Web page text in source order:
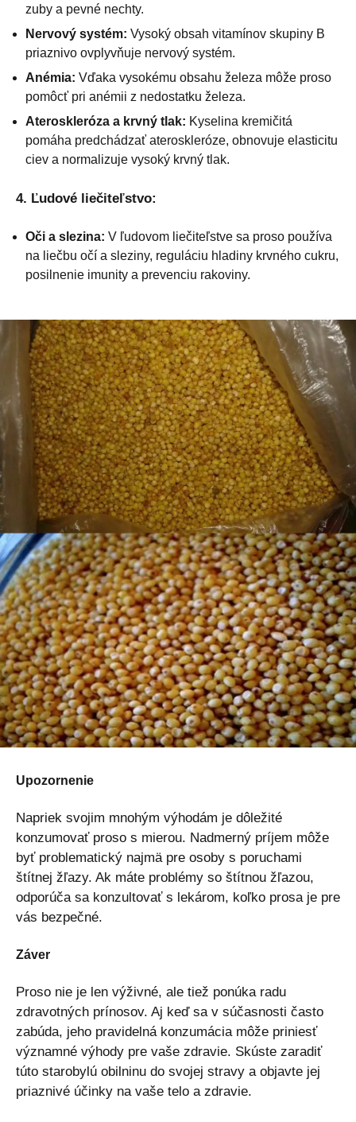
zuby a pevné nechty.
Nervový systém: Vysoký obsah vitamínov skupiny B
priaznivo ovplyvňuje nervový systém.
Anémia: Vďaka vysokému obsahu železa môže proso
pomôcť pri anémii z nedostatku železa.
Ateroskleróza a krvný tlak: Kyselina kremičitá
pomáha predchádzať ateroskleróze, obnovuje elasticitu
ciev a normalizuje vysoký krvný tlak.
4. Ľudové liečiteľstvo:
Oči a slezina: V ľudovom liečiteľstve sa proso používa
na liečbu očí a sleziny, reguláciu hladiny krvného cukru,
posilnenie imunity a prevenciu rakoviny.
Upozornenie
Napriek svojim mnohým výhodám je dôležité
konzumovať proso s mierou. Nadmerný príjem môže
byť problematický najmä pre osoby s poruchami
štítnej žľazy. Ak máte problémy so štítnou žľazou,
odporúča sa konzultovať s lekárom, koľko prosa je pre
vás bezpečné.
Záver
Proso nie je len výživné, ale tiež ponúka radu
zdravotných prínosov. Aj keď sa v súčasnosti často
zabúda, jeho pravidelná konzumácia môže priniesť
významné výhody pre vaše zdravie. Skúste zaradiť
túto starobylú obilninu do svojej stravy a objavte jej
priaznivé účinky na vaše telo a zdravie.